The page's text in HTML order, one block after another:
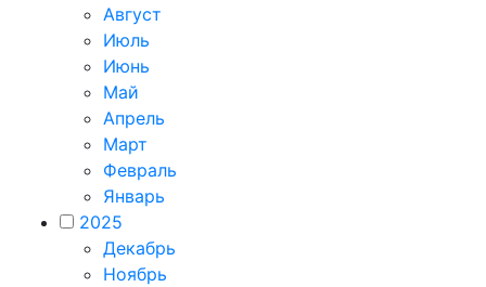
Август
Июль
Июнь
Май
Апрель
Март
Февраль
Январь
2025
Декабрь
Ноябрь